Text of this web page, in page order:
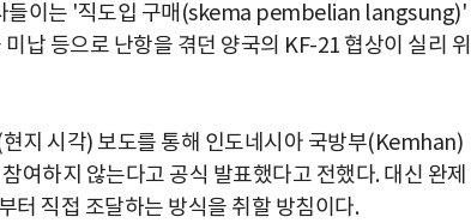
들이는 '직도입 구매(skema pembelian langsung)'
납 등으로 난항을 겪던 양국의 KF-21 협상이 실리 위
지 시각) 보도를 통해 인도네시아 국방부(Kemhan)
여하지 않는다고 공식 발표했다고 전했다. 대신 완제
터 직접 조달하는 방식을 취할 방침이다.